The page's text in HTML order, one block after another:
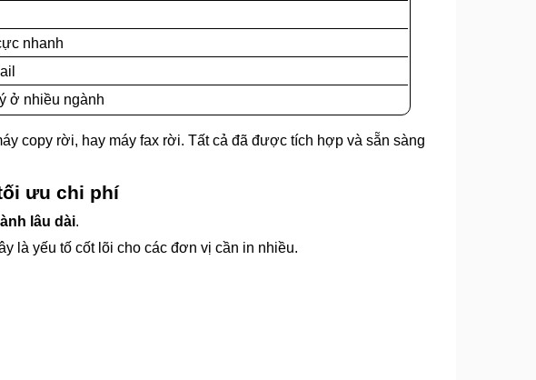
nhanh
ở nhiều ngành
copy rời, hay máy fax rời. Tất cả đã được tích hợp và sẵn sàng
ưu chi phí
lâu dài.
là yếu tố cốt lõi cho các đơn vị cần in nhiều.